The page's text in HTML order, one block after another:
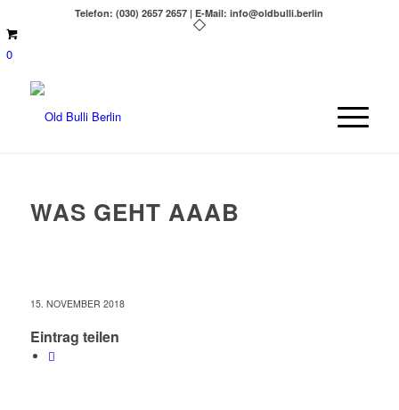
Telefon: (030) 2657 2657 | E-Mail: info@oldbulli.berlin
0
WAS GEHT AAAB
15. NOVEMBER 2018
Eintrag teilen